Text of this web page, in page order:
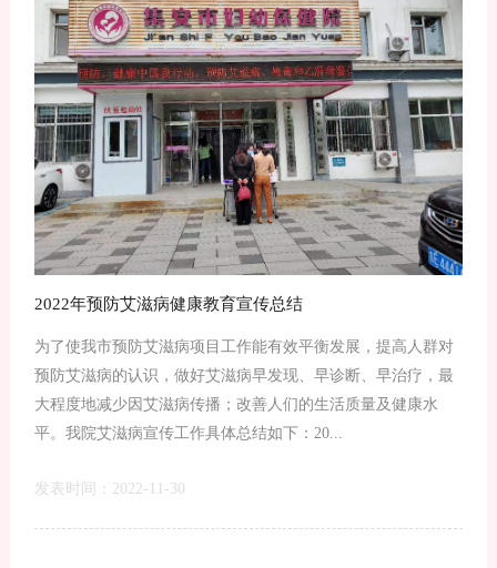
2022年预防艾滋病健康教育宣传总结
为了使我市预防艾滋病项目工作能有效平衡发展，提高人群对
预防艾滋病的认识，做好艾滋病早发现、早诊断、早治疗，最
大程度地减少因艾滋病传播；改善人们的生活质量及健康水
平。我院艾滋病宣传工作具体总结如下：20...
发表时间：2022-11-30